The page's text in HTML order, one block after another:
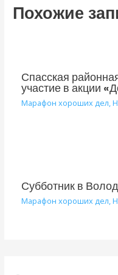
Похожие
Спасская
участие в акции
Марафон хороших дел,
Субботник в
Марафон хороших дел,